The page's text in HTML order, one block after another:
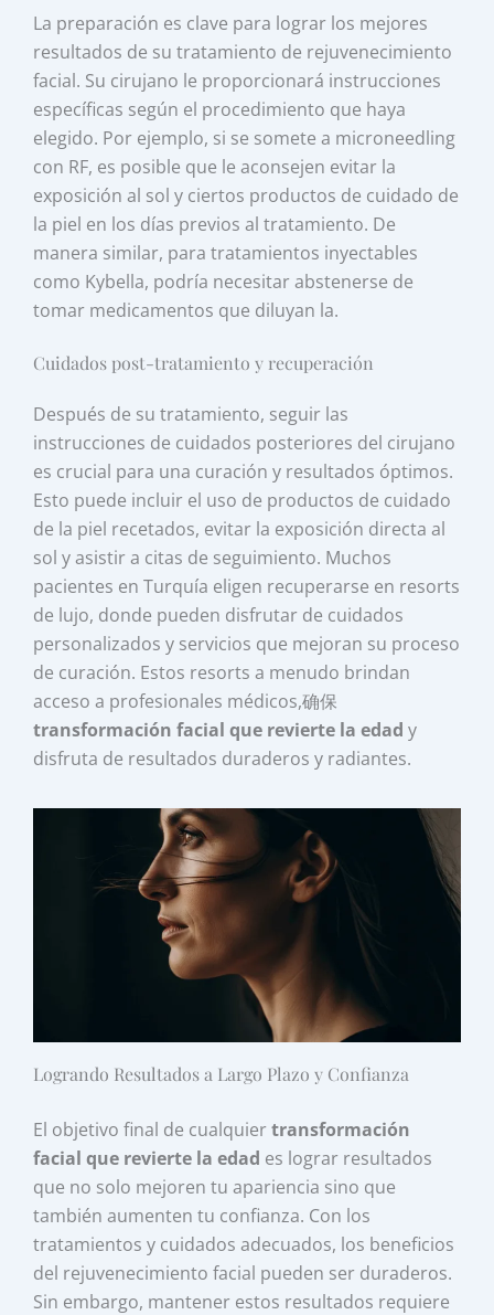
La preparación es clave para lograr los mejores
resultados de su tratamiento de rejuvenecimiento
facial. Su cirujano le proporcionará instrucciones
específicas según el procedimiento que haya
elegido. Por ejemplo, si se somete a microneedling
con RF, es posible que le aconsejen evitar la
exposición al sol y ciertos productos de cuidado de
la piel en los días previos al tratamiento. De
manera similar, para tratamientos inyectables
como Kybella, podría necesitar abstenerse de
tomar medicamentos que diluyan la.
Cuidados post-tratamiento y recuperación
Después de su tratamiento, seguir las
instrucciones de cuidados posteriores del cirujano
es crucial para una curación y resultados óptimos.
Esto puede incluir el uso de productos de cuidado
de la piel recetados, evitar la exposición directa al
sol y asistir a citas de seguimiento. Muchos
pacientes en Turquía eligen recuperarse en resorts
de lujo, donde pueden disfrutar de cuidados
personalizados y servicios que mejoran su proceso
de curación. Estos resorts a menudo brindan
acceso a profesionales médicos,确保
transformación facial que revierte la edad y
disfruta de resultados duraderos y radiantes.
Logrando Resultados a Largo Plazo y Confianza
El objetivo final de cualquiertransformación
facial que revierte la edad es lograr resultados
que no solo mejoren tu apariencia sino que
también aumenten tu confianza. Con los
tratamientos y cuidados adecuados, los beneficios
del rejuvenecimiento facial pueden ser duraderos.
Sin embargo, mantener estos resultados requiere